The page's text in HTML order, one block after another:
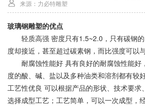
来源：力必特雕塑
玻璃钢雕塑的优点
轻质高强 密度只有1.5~2.0，只有碳钢的
度却接近，甚至超过碳素钢，而比强度可以
耐腐蚀性能好 具有良好的耐腐蚀性能好
度的酸、碱、盐以及多种油类和溶剂都有较
工艺性优良 可以根据产品的形状、技术要求
选择成型工艺；工艺简单，可以一次成型，